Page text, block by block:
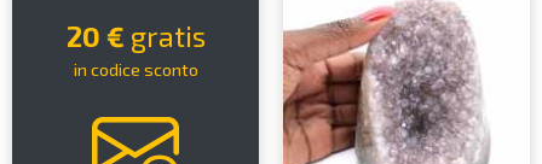
20 € gratis
in codice sconto